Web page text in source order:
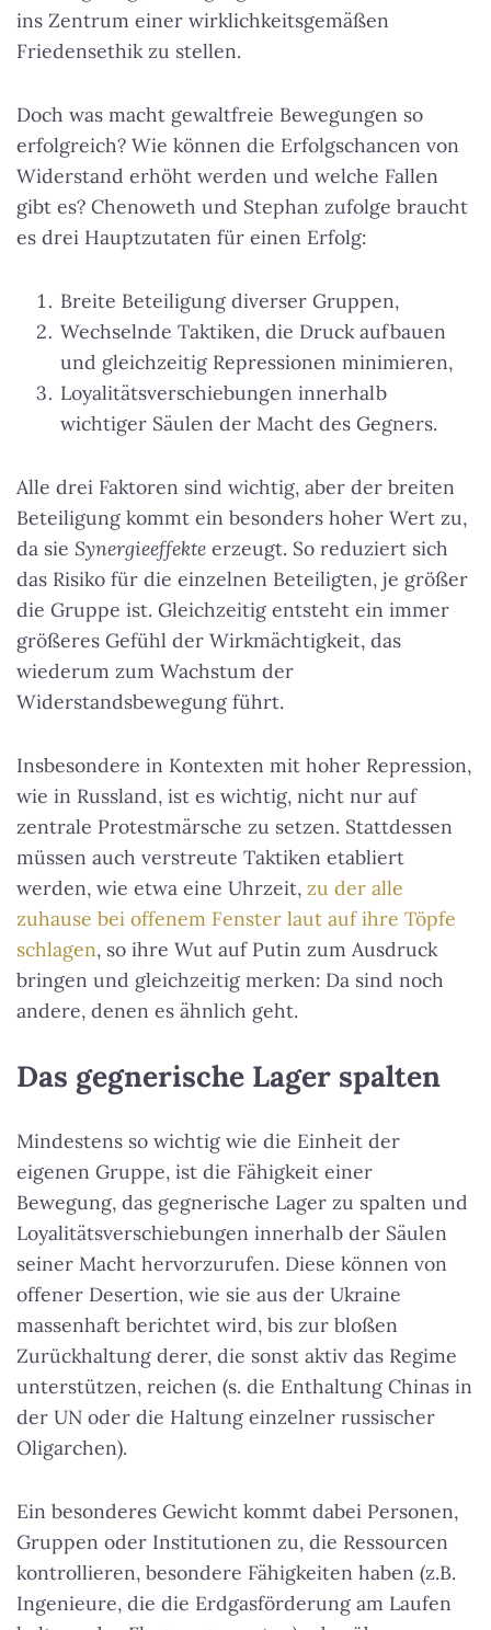
ins Zentrum einer wirklichkeitsgemäßen
Friedensethik zu stellen.
Doch was macht gewaltfreie Bewegungen so
erfolgreich? Wie können die Erfolgschancen von
Widerstand erhöht werden und welche Fallen
gibt es? Chenoweth und Stephan zufolge braucht
es drei Hauptzutaten für einen Erfolg:
Breite Beteiligung diverser Gruppen,
Wechselnde Taktiken, die Druck aufbauen
und gleichzeitig Repressionen minimieren,
Loyalitätsverschiebungen innerhalb
wichtiger Säulen der Macht des Gegners.
Alle drei Faktoren sind wichtig, aber der breiten
Beteiligung kommt ein besonders hoher Wert zu,
da sie Synergieeffekte erzeugt. So reduziert sich
das Risiko für die einzelnen Beteiligten, je größer
die Gruppe ist. Gleichzeitig entsteht ein immer
größeres Gefühl der Wirkmächtigkeit, das
wiederum zum Wachstum der
Widerstandsbewegung führt.
Insbesondere in Kontexten mit hoher Repression,
wie in Russland, ist es wichtig, nicht nur auf
zentrale Protestmärsche zu setzen. Stattdessen
müssen auch verstreute Taktiken etabliert
werden, wie etwa eine Uhrzeit, zu der alle
zuhause bei offenem Fenster laut auf ihre Töpfe
schlagen, so ihre Wut auf Putin zum Ausdruck
bringen und gleichzeitig merken: Da sind noch
andere, denen es ähnlich geht.
Das gegnerische Lager spalten
Mindestens so wichtig wie die Einheit der
eigenen Gruppe, ist die Fähigkeit einer
Bewegung, das gegnerische Lager zu spalten und
Loyalitätsverschiebungen innerhalb der Säulen
seiner Macht hervorzurufen. Diese können von
offener Desertion, wie sie aus der Ukraine
massenhaft berichtet wird, bis zur bloßen
Zurückhaltung derer, die sonst aktiv das Regime
unterstützen, reichen (s. die Enthaltung Chinas in
der UN oder die Haltung einzelner russischer
Oligarchen).
Ein besonderes Gewicht kommt dabei Personen,
Gruppen oder Institutionen zu, die Ressourcen
kontrollieren, besondere Fähigkeiten haben (z.B.
Ingenieure, die die Erdgasförderung am Laufen